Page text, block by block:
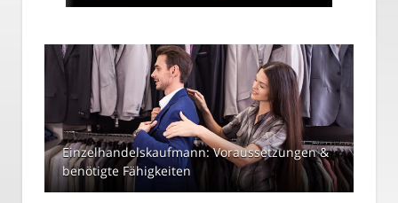
Einzelhandelskaufmann: Voraussetzungen &
benötigte Fähigkeiten